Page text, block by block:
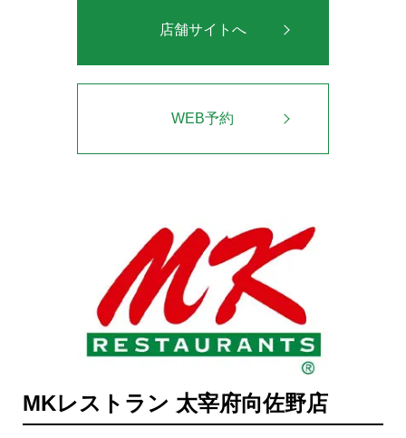
店舗サイトへ
WEB予約
MKレストラン 太宰府向佐野店